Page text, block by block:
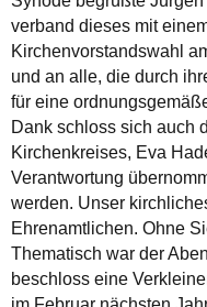
verband dieses mit
Kirchenvorstandswahl
und an alle, die durch
für eine
Dank schloss sich auch
Kirchenkreises, Eva
Verantwortung
werden. Unser
Ehrenamtlichen. Ohne
Thematisch war der
beschloss eine